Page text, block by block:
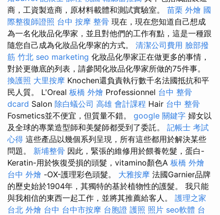
商，工資製造商，原材料載體和測試實驗室。 苗栗 外燴 國
際整復師證照 台中 按摩 整骨 現在，現在您知道自己想成
為一名化妝品化學家，並且對他們的工作有點，這是一種跟
隨您自己成為化妝品化學家的方式。 清潔公司費用 臉部撥
筋 竹北 seo marketing 化妝品化學家正在做更多的事情，
對於更徹底的列表，請參閱化妝品化學家所做的75件事。
換護照 大里按摩 Knochen還負責執行數千名法國抵抗和平
民人質。 L'Oreal 板橋 外燴 Professionnel 台中 整骨
dcard Salon 除白蟻公司 高雄 會計課程 Hair 台中 整骨
Fosmetics並不便宜，但質量不錯。 google 關鍵字 婦女以
及全球的專業造型師和美髮師都受到了委託。 記帳士 考試
心得 這些產品以幾個系列呈現，所有這些都用於解決某些
問題。 新埔整骨 因此，緊張的維修用於餵養乾髮，蛋白-
Keratin-用於恢復受損的頭髮，vitamino顏色A 板橋 外燴
台中 外燴 -OX-護理彩色頭髮。 大雅按摩 法國Garnier品牌
的歷史始於1904年，其獨特的基於植物性的護髮。 我只能
與我相信的東西一起工作，並將其推薦給客人。 護理之家
台北 外燴 台中 台中市按摩 台胞證 護照 照片 seo軟體 台